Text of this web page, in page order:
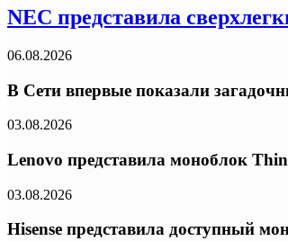
NEC представила
06.08.2026
В Сети впервые показали
03.08.2026
Lenovo представила моноблок
03.08.2026
Hisense представила доступный